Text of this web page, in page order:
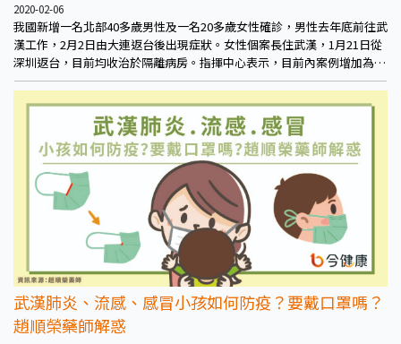
2020-02-06
我國新增一名北部40多歲男性及一名20多歲女性確診，男性去年底前往武
漢工作，2月2日由大連返台後出現症狀。女性個案長住武漢，1月21日從
深圳返台，目前均收治於隔離病房。指揮中心表示，目前內案例增加為13
人，病情皆穩定控制，第一例個案已痊癒出院。
武漢肺炎、流感、感冒小孩如何防疫？要戴口罩嗎？
趙順榮藥師解惑